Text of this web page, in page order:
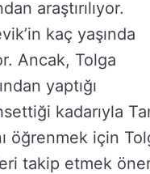
araştırılıyor.
kaç yaşında
Ancak, Tolga
yaptığı
kadarıyla
öğrenmek için
takip etmek